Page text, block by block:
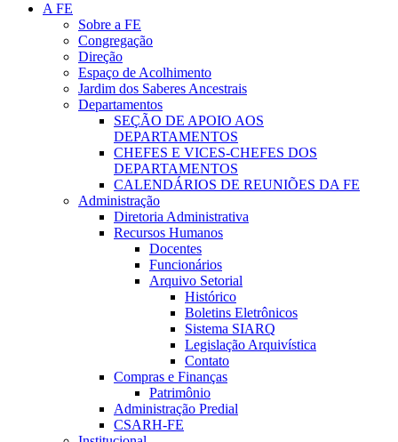
A FE
Sobre a FE
Congregação
Direção
Espaço de Acolhimento
Jardim dos Saberes Ancestrais
Departamentos
SEÇÃO DE APOIO AOS
DEPARTAMENTOS
CHEFES E VICES-CHEFES DOS
DEPARTAMENTOS
CALENDÁRIOS DE REUNIÕES DA FE
Administração
Diretoria Administrativa
Recursos Humanos
Docentes
Funcionários
Arquivo Setorial
Histórico
Boletins Eletrônicos
Sistema SIARQ
Legislação Arquivística
Contato
Compras e Finanças
Patrimônio
Administração Predial
CSARH-FE